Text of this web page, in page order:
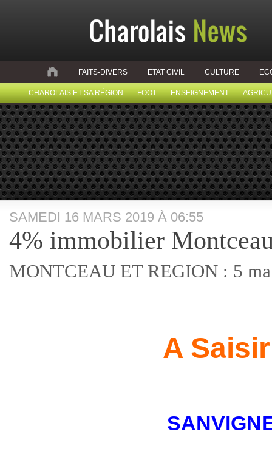
FAITS-DIVERS ETAT CIVIL CULTURE
CHAROLAIS ET SA RÉGION FOOT ENSEIGNEMENT
SAMEDI 16 MARS 2019 À 06:55
4% immobilier
MONTCEAU ET REGION : 5
A